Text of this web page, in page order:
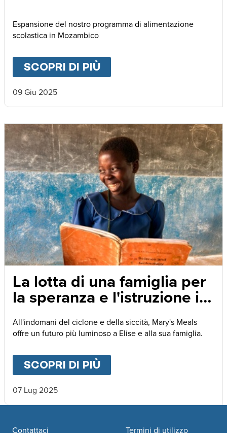
Espansione del nostro programma di alimentazione
scolastica in Mozambico
SCOPRI DI PIÙABOUT
09 Giu 2025
La lotta di una famiglia per
la speranza e l'istruzione in
Malawi
All'indomani del ciclone e della siccità, Mary's Meals
offre un futuro più luminoso a Elise e alla sua famiglia.
SCOPRI DI PIÙABOUT
07 Lug 2025
Contattaci Termini di utilizzo